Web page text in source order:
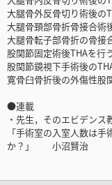
大腿骨外反骨切り術後
大腿骨頚部骨折骨接合
大腿骨転子部骨折の骨
股関節固定術後THAを
股関節鏡視下手術後の
寛骨臼骨折後の外傷性
●連載
・先生，そのエビデンス
「手術室の入室人数は
か？」 小沼賢治